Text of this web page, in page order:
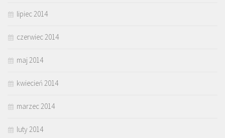
lipiec 2014
czerwiec 2014
maj 2014
kwiecień 2014
marzec 2014
luty 2014